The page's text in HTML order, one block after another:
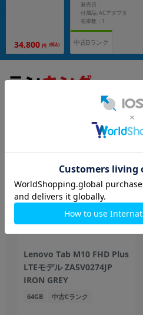
34,800 円 (税込)
発売日：
付属品: ACアダプタ
在庫数：1
中古Bランク
Lenovo Tab M10 FHD Plus
LTEモデル ZA5V0274JP
IRON GREY
64GB 中古Cランク